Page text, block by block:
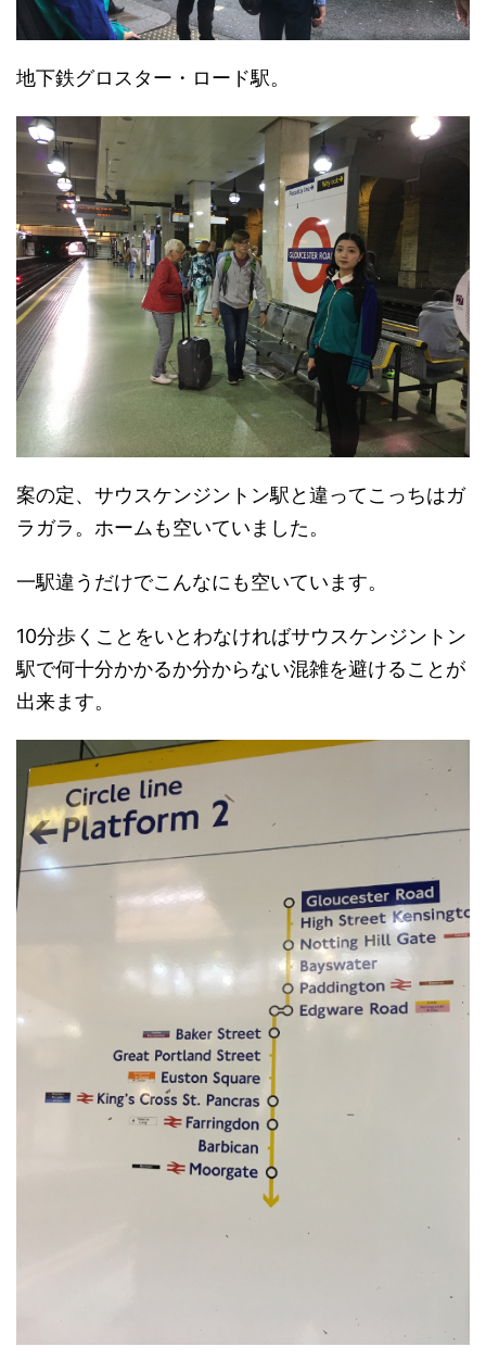
地下鉄グロスター・ロード駅。
案の定、サウスケンジントン駅と違ってこっちはガ
ラガラ。ホームも空いていました。
一駅違うだけでこんなにも空いています。
10分歩くことをいとわなければサウスケンジントン
駅で何十分かかるか分からない混雑を避けることが
出来ます。